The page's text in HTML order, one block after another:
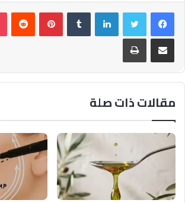
فيسبوكتويتر لينكدإن بينتيريست
مشاركة عبر البريد طباعة
مقالات ذات صلة